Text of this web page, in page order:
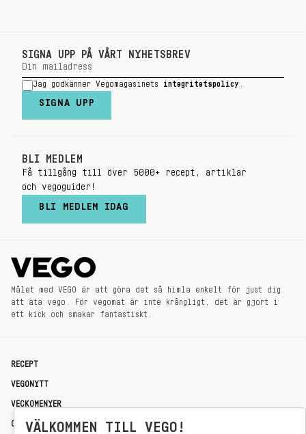
SIGNA UPP PÅ VÅRT NYHETSBREV
Jag godkänner Vegomagasinets integritetspolicy
SIGNA UPP
BLI MEDLEM
Få tillgång till över 5000+ recept, artiklar
och vegoguider!
BLI MEDLEM IDAG
Målet med VEGO är att göra det så himla enkelt för just dig
att äta vego. För vegomat är inte krångligt, det är gjort i
ett kick och smakar fantastiskt.
RECEPT
VEGONYTT
VECKOMENYER
OM OSSVÄLKOMMEN TILL VEGO!